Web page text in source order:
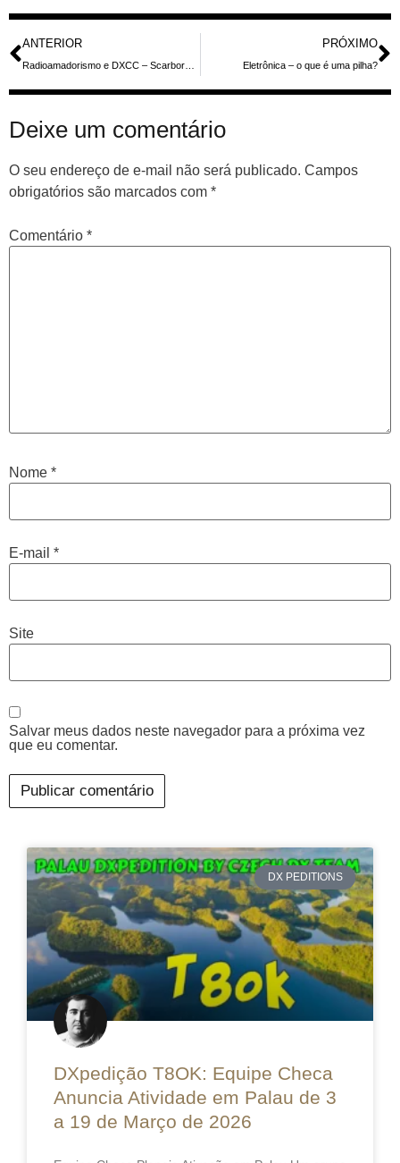
ANTERIOR PRÓXIMO
Eletrônica – o que é uma pilha?
Deixe um comentário
O seu endereço de e-mail não será publicado. Campos
obrigatórios são marcados com *
Comentário *
Nome *
E-mail *
Site
Salvar meus dados neste navegador para a próxima vez
que eu comentar.
DX PEDITIONS
DXpedição T8OK: Equipe Checa
Anuncia Atividade em Palau de 3
a 19 de Março de 2026